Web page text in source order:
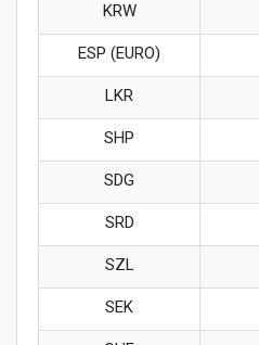
KRW
ESP (EURO)
LKR
SHP
SDG
SRD
SZL
SEK